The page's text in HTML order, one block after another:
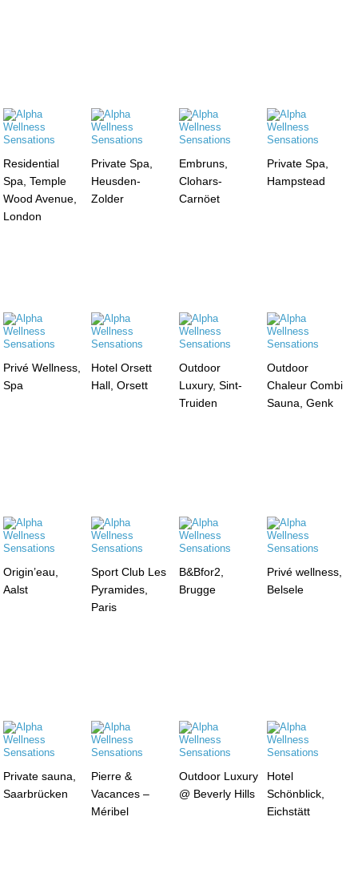
Residential
Spa, Temple
Wood Avenue,
London
Private Spa,
Heusden-
Zolder
Embruns,
Clohars-
Carnöet
Private Spa,
Hampstead
Privé Wellness,
Spa
Hotel Orsett
Hall, Orsett
Outdoor
Luxury, Sint-
Truiden
Outdoor
Chaleur Combi
Sauna, Genk
Origin’eau,
Aalst
Sport Club Les
Pyramides,
Paris
B&Bfor2,
Brugge
Privé wellness,
Belsele
Private sauna,
Saarbrücken
Pierre &
Vacances –
Méribel
Outdoor Luxury
@ Beverly Hills
Hotel
Schönblick,
Eichstätt